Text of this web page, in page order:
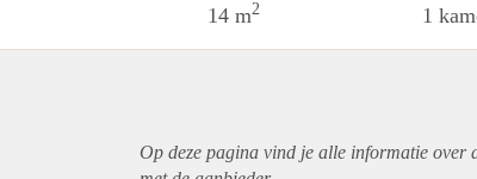
14 m2 1
Op deze pagina vind je alle informatie over